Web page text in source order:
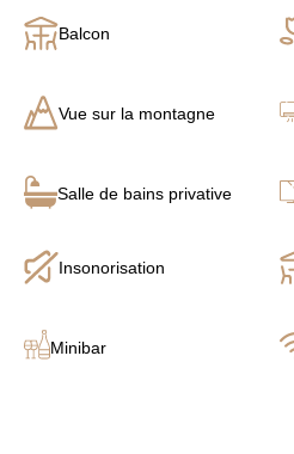
Balcon
Vue sur la montagne
Salle de bains privative
Insonorisation
Minibar